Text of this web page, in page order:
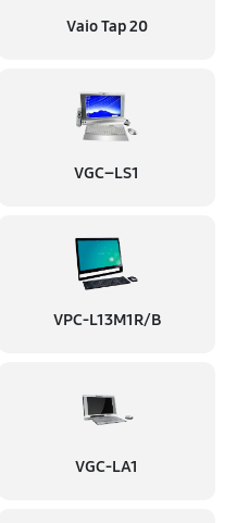
Vaio Tap 20
VGC–LS1
VPC-L13M1R/B
VGC-LA1